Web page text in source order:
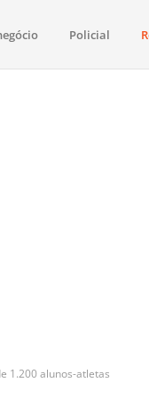
acontecimentos de Boa
Policial
1.200 alunos-atletas